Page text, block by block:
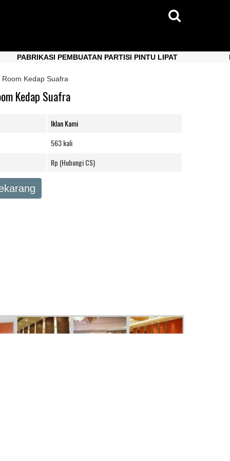
PEMBUATAN PARTISI PINTU LIPAT
Kedap Suafra
Kedap Suafra
Iklan Kami
563 kali
Rp (Hubungi CS)